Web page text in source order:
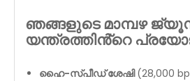
ഞങ്ങളുടെ മാമ്പഴ
യന്ത്രത്തിൻ്റെ
ഹൈ-സ്പീഡ് ശേഷി(28,000